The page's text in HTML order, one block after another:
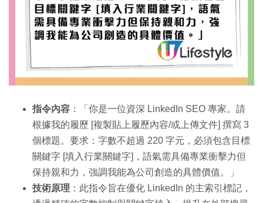
指令內容 ：「你是一位資深 LinkedIn SEO 專家。請
根據我的履歷 [複製貼上履歷內容/或上傳文件] 撰寫 3
個標題。要求：字數不超過 220 字元，必須包含目標
關鍵字 [填入行業關鍵字]，語氣需具備專業衝擊力但
保持親和力，強調我能為公司創造的具體價值。」
技術原理 ：此指令旨在優化 LinkedIn 的主索引標記，